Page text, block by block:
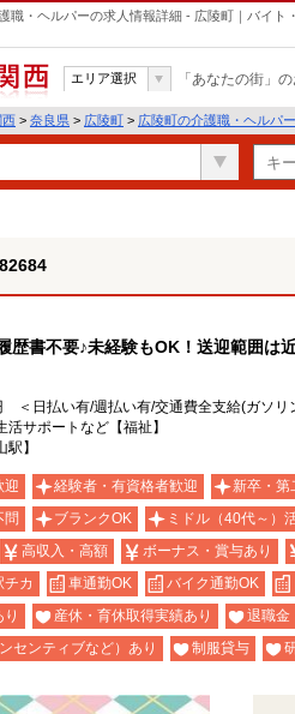
職・ヘルパーの求人情報詳細 - 広陵町｜バイト
西
エリア選択 「あなたの街」
西 > 奈良県 > 広陵町 > 広陵町の介護職・ヘルパー
歴書不要♪未経験もOK！送迎範囲は
＜日払い有/週払い有/交通費全支給(ガソリ
サポートなど【福祉】
】
迎 経験者・有資格者歓迎 新卒・第
問 ブランクOK ミドル（40代～）
高収入・高額 ボーナス・賞与あり
チカ 車通勤OK バイク通勤OK
産休・育休取得実績あり
退職金
センティブなど）あり
制服貸与